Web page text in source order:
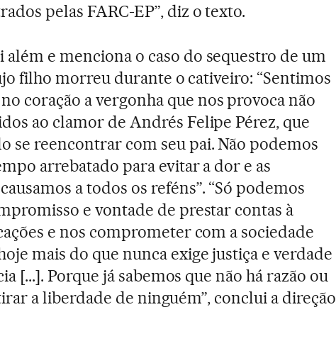
pelas FARC-EP”, diz o texto.
além e menciona o caso do sequestro de um
filho morreu durante o cativeiro: “Sentimos
coração a vergonha que nos provoca não
ao clamor de Andrés Felipe Pérez, que
se reencontrar com seu pai. Não podemos
arrebatado para evitar a dor e as
a todos os reféns”. “Só podemos
e vontade de prestar contas à
e nos comprometer com a sociedade
mais do que nunca exige justiça e verdade
[...]. Porque já sabemos que não há razão ou
a liberdade de ninguém”, conclui a direção